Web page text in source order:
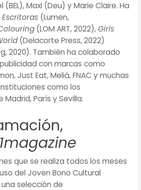
(BEL), Maxi (Deu) y Marie Claire. Ha
Escritoras(Lumen,
(LOM ART, 2022),Girls
(Delacorte Press, 2022)
2020). También ha colaborado
con marcas como
Just Eat, Meliá, FNAC y muchas
como los
París y Sevilla.
que se realiza todos los meses
del Joven Bono Cultural
selección de